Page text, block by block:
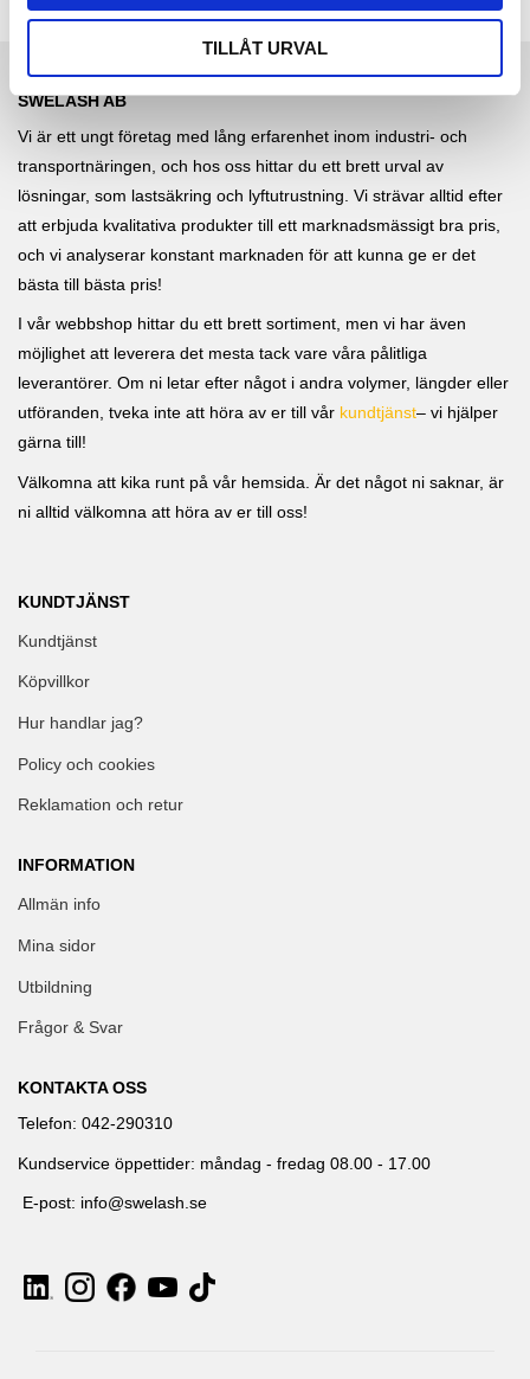
TILLÅT URVAL
SWELASH AB
Vi är ett ungt företag med lång erfarenhet inom industri- och
transportnäringen, och hos oss hittar du ett brett urval av
lösningar, som lastsäkring och lyftutrustning. Vi strävar alltid efter
att erbjuda kvalitativa produkter till ett marknadsmässigt bra pris,
och vi analyserar konstant marknaden för att kunna ge er det
bästa till bästa pris!
I vår webbshop hittar du ett brett sortiment, men vi har även
möjlighet att leverera det mesta tack vare våra pålitliga
leverantörer. Om ni letar efter något i andra volymer, längder eller
utföranden, tveka inte att höra av er till vår kundtjänst– vi hjälper
gärna till!
Välkomna att kika runt på vår hemsida. Är det något ni saknar, är
ni alltid välkomna att höra av er till oss!
KUNDTJÄNST
Kundtjänst
Köpvillkor
Hur handlar jag?
Policy och cookies
Reklamation och retur
INFORMATION
Allmän info
Mina sidor
Utbildning
Frågor & Svar
KONTAKTA OSS
Telefon: 042-290310
Kundservice öppettider: måndag - fredag 08.00 - 17.00
E-post: info@swelash.se